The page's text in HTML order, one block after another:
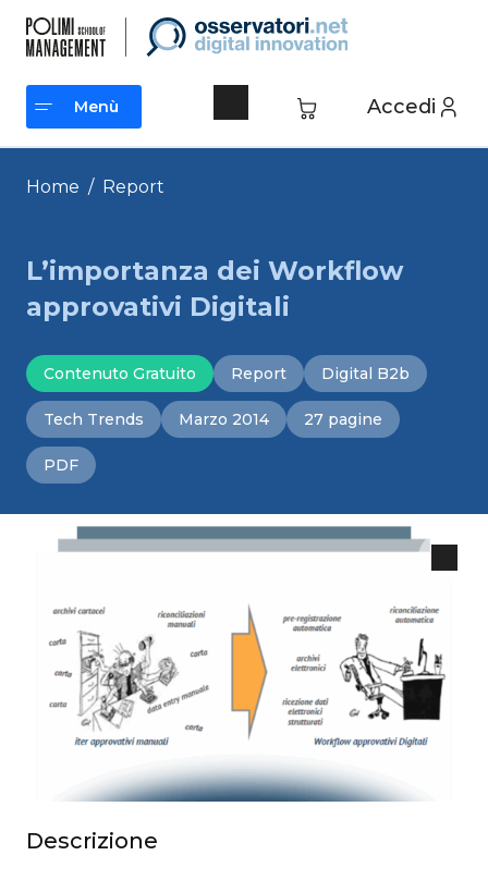
contenuto
Accedi
Menù
Menù
Home / Report
L’importanza dei Workflow
approvativi Digitali
Contenuto Gratuito Report Digital B2b
Tech Trends Marzo 2014 27 pagine
PDF
Descrizione